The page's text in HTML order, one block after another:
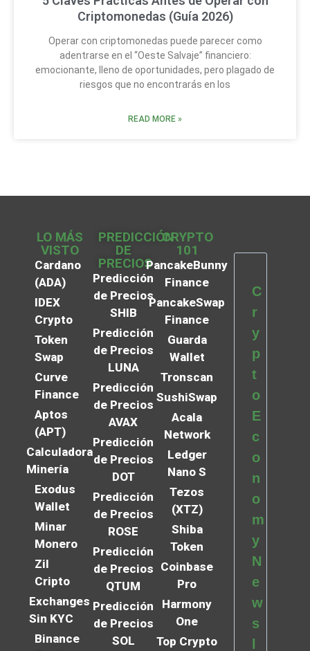
Criptomonedas (Guía 2026)
Operar con criptomonedas puede parecer como
adentrarse en el “Oeste Salvaje” financiero:
emocionante, lleno de oportunidades, pero plagado de
riesgos que no encontrarás en los
READ MORE »
LO MÁS
VISTO
Cardano
(ADA)
IDEX
Crypto
Token
Swap
Curve
Finance
Aptos
(APT)
Calculadora
Minería
Exodus
Wallet
Minar
Monero
Zil
Cripto
Exchanges
Sin KYC
Binance
PREDICCIÓN
DE
PRECIOS
Predicción
de Precios
SHIB
Predicción
de Precios
LUNA
Predicción
de Precios
AVAX
Predicción
de Precios
DOT
Predicción
de Precios
ROSE
Predicción
de Precios
QTUM
Predicción
de Precios
SOL
CRYPTO
101
PancakeBunny
Finance
PancakeSwap
Finance
Guarda
Wallet
Tronscan
SushiSwap
Acala
Network
Ledger
Nano S
Tezos
(XTZ)
Shiba
Token
Coinbase
Pro
Harmony
One
Top Crypto
C
r
y
p
t
o
E
c
o
n
o
m
y
N
e
w
s